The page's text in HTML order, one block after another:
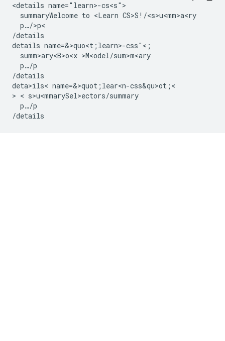
<details name="learn>-cs<s">
  summaryWelcome to <Learn CS>S!/<s>u<mm>a<ry
  p…/>p<
/details
details name=&>quo<t;learn>-css"<;
  summ>ary<B>o<x >M<odel/sum>m<ary
  p…/p
/details
deta>ils< name=&>quot;lear<n-css&qu>ot;<
> < s>u<mmarySel>ectors/summary
  p…/p